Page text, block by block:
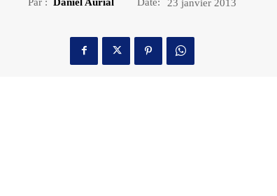
23 janvier 2013